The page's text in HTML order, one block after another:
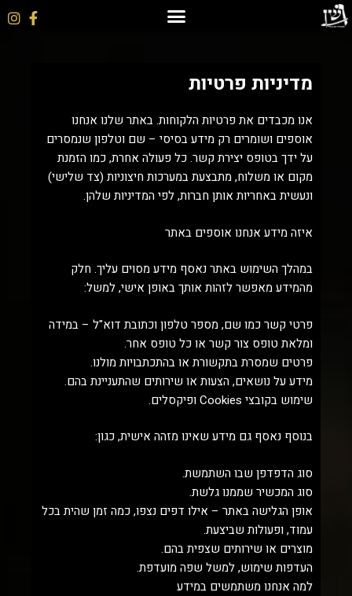
מדיניות פרטיות
אנו מכבדים את פרטיות הלקוחות. באתר שלנו אנחנו
אוספים ושומרים רק מידע בסיסי – שם וטלפון שנמסרים
על ידך בטופס יצירת קשר. כל פעולה אחרת, כמו הזמנת
מקום או משלוח, מתבצעת במערכות חיצוניות (צד שלישי)
ונעשית באחריות אותן חברות, לפי המדיניות שלהן.
איזה מידע אנחנו אוספים באתר
במהלך השימוש באתר נאסף מידע מסוים עליך. חלק
מהמידע מאפשר לזהות אותך באופן אישי, למשל:
פרטי קשר כמו שם, מספר טלפון וכתובת דוא"ל – במידה
ומלאת טופס צור קשר או כל טופס אחר.
פרטים שמסרת בתקשורת או בהתכתבויות מולנו.
מידע על נושאים, הצעות או שירותים שהתעניינת בהם.
שימוש בקובצי Cookies ופיקסלים.
בנוסף נאסף גם מידע שאינו מזהה אישית, כגון:
סוג הדפדפן שבו השתמשת.
סוג המכשיר שממנו גלשת.
אופן הגלישה באתר – אילו דפים נצפו, כמה זמן שהית בכל
עמוד, ופעולות שביצעת.
מוצרים או שירותים שצפית בהם.
העדפות שימוש, למשל שפה מועדפת.
למה אנחנו משתמשים במידע